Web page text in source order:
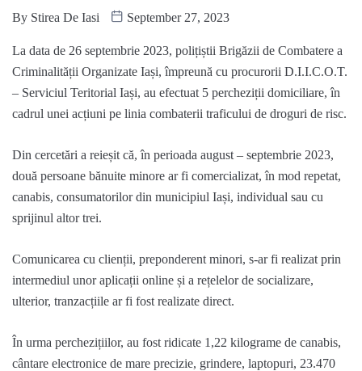
By Stirea De Iasi September 27, 2023
La data de 26 septembrie 2023, polițiștii Brigăzii de Combatere a
Criminalității Organizate Iași, împreună cu procurorii D.I.I.C.O.T.
– Serviciul Teritorial Iași, au efectuat 5 percheziții domiciliare, în
cadrul unei acțiuni pe linia combaterii traficului de droguri de risc.
Din cercetări a reieșit că, în perioada august – septembrie 2023,
două persoane bănuite minore ar fi comercializat, în mod repetat,
canabis, consumatorilor din municipiul Iași, individual sau cu
sprijinul altor trei.
Comunicarea cu clienții, preponderent minori, s-ar fi realizat prin
intermediul unor aplicații online și a rețelelor de socializare,
ulterior, tranzacțiile ar fi fost realizate direct.
În urma perchezițiilor, au fost ridicate 1,22 kilograme de canabis,
cântare electronice de mare precizie, grindere, laptopuri, 23.470